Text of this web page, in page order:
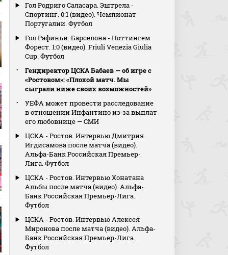
Гол Родриго Саласара. Эштрела -
Спортинг. 0:1 (видео). Чемпионат
Португалии. Футбол
Гол Рафиньи. Барселона - Ноттингем
Форест. 1:0 (видео). Friuli Venezia Giulia
Cup. Футбол
Гендиректор ЦСКА Бабаев — об игре с
«Ростовом»: «Плохой матч. Мы
сыграли ниже своих возможностей»
УЕФА может провести расследование
в отношении Инфантино из‑за выплат
его любовнице — СМИ
ЦСКА - Ростов. Интервью Дмитрия
Игдисамова после матча (видео).
Альфа-Банк Российская Премьер-
Лига. Футбол
ЦСКА - Ростов. Интервью Хонатана
Альбы после матча (видео). Альфа-
Банк Российская Премьер-Лига.
Футбол
ЦСКА - Ростов. Интервью Алексея
Миронова после матча (видео). Альфа-
Банк Российская Премьер-Лига.
Футбол